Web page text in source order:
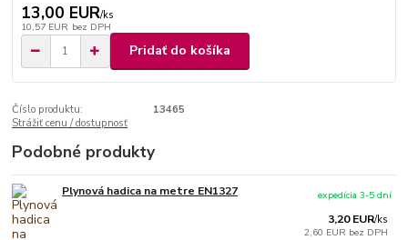
13,00 EUR/ks
10,57 EUR bez DPH
Pridať do košíka
Číslo produktu:
13465
Strážiť cenu / dostupnosť
Podobné produkty
Plynová hadica na metre EN1327
3,20 EUR/ks
2,60 EUR bez DPH
expedícia 3-5 dní